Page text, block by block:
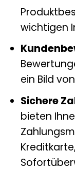
wichtigen
ein Bild
Sichere
bieten